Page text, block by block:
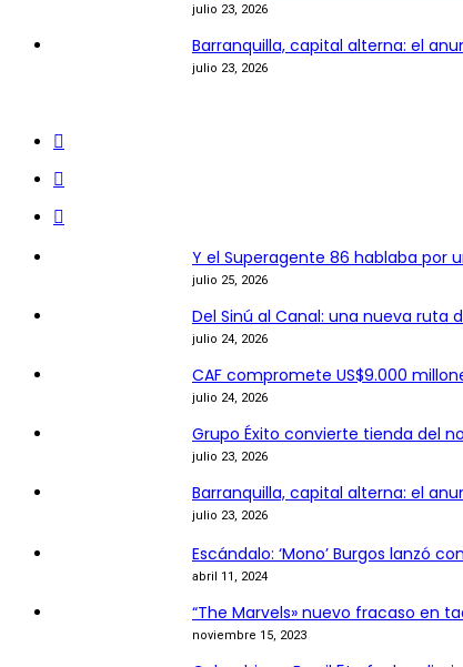
julio 23, 2026
Barranquilla, capital alterna: el
julio 23, 2026
Y el Superagente 86 hablaba por
julio 25, 2026
Del Sinú al Canal: una nueva ruta
julio 24, 2026
CAF compromete US$9.000
julio 24, 2026
Grupo Éxito convierte tienda del
julio 23, 2026
Barranquilla, capital alterna: el
julio 23, 2026
Escándalo: ‘Mono’ Burgos lanzó
abril 11, 2024
“The Marvels» nuevo fracaso en
noviembre 15, 2023